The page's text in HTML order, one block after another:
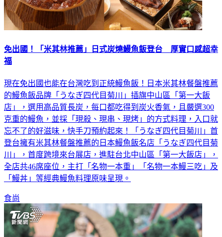
免出國！「米其林推薦」日式炭燒鰻魚飯登台 厚實口感超幸
現在免出國也能在台灣吃到正統鰻魚飯！日本米其林餐盤推薦
的鰻魚飯品牌「うなぎ四代目菊川」插旗中山區「第一大飯
店」，選用高品質長炭，每口都吃得到炭火香氣，且嚴選300
克重的鰻魚，並採「現殺、現串、現烤」的方式料理，入口就
忘不了的好滋味，快手刀預約起來！「うなぎ四代目菊川」首
登台擁有米其林餐盤推薦的日本鰻魚飯名店「うなぎ四代目菊
川」，首度跨境來台展店，進駐台北中山區「第一大飯店」，
全店共46席座位，主打「名物一本重」「名物一本鰻三吃」及
食尚